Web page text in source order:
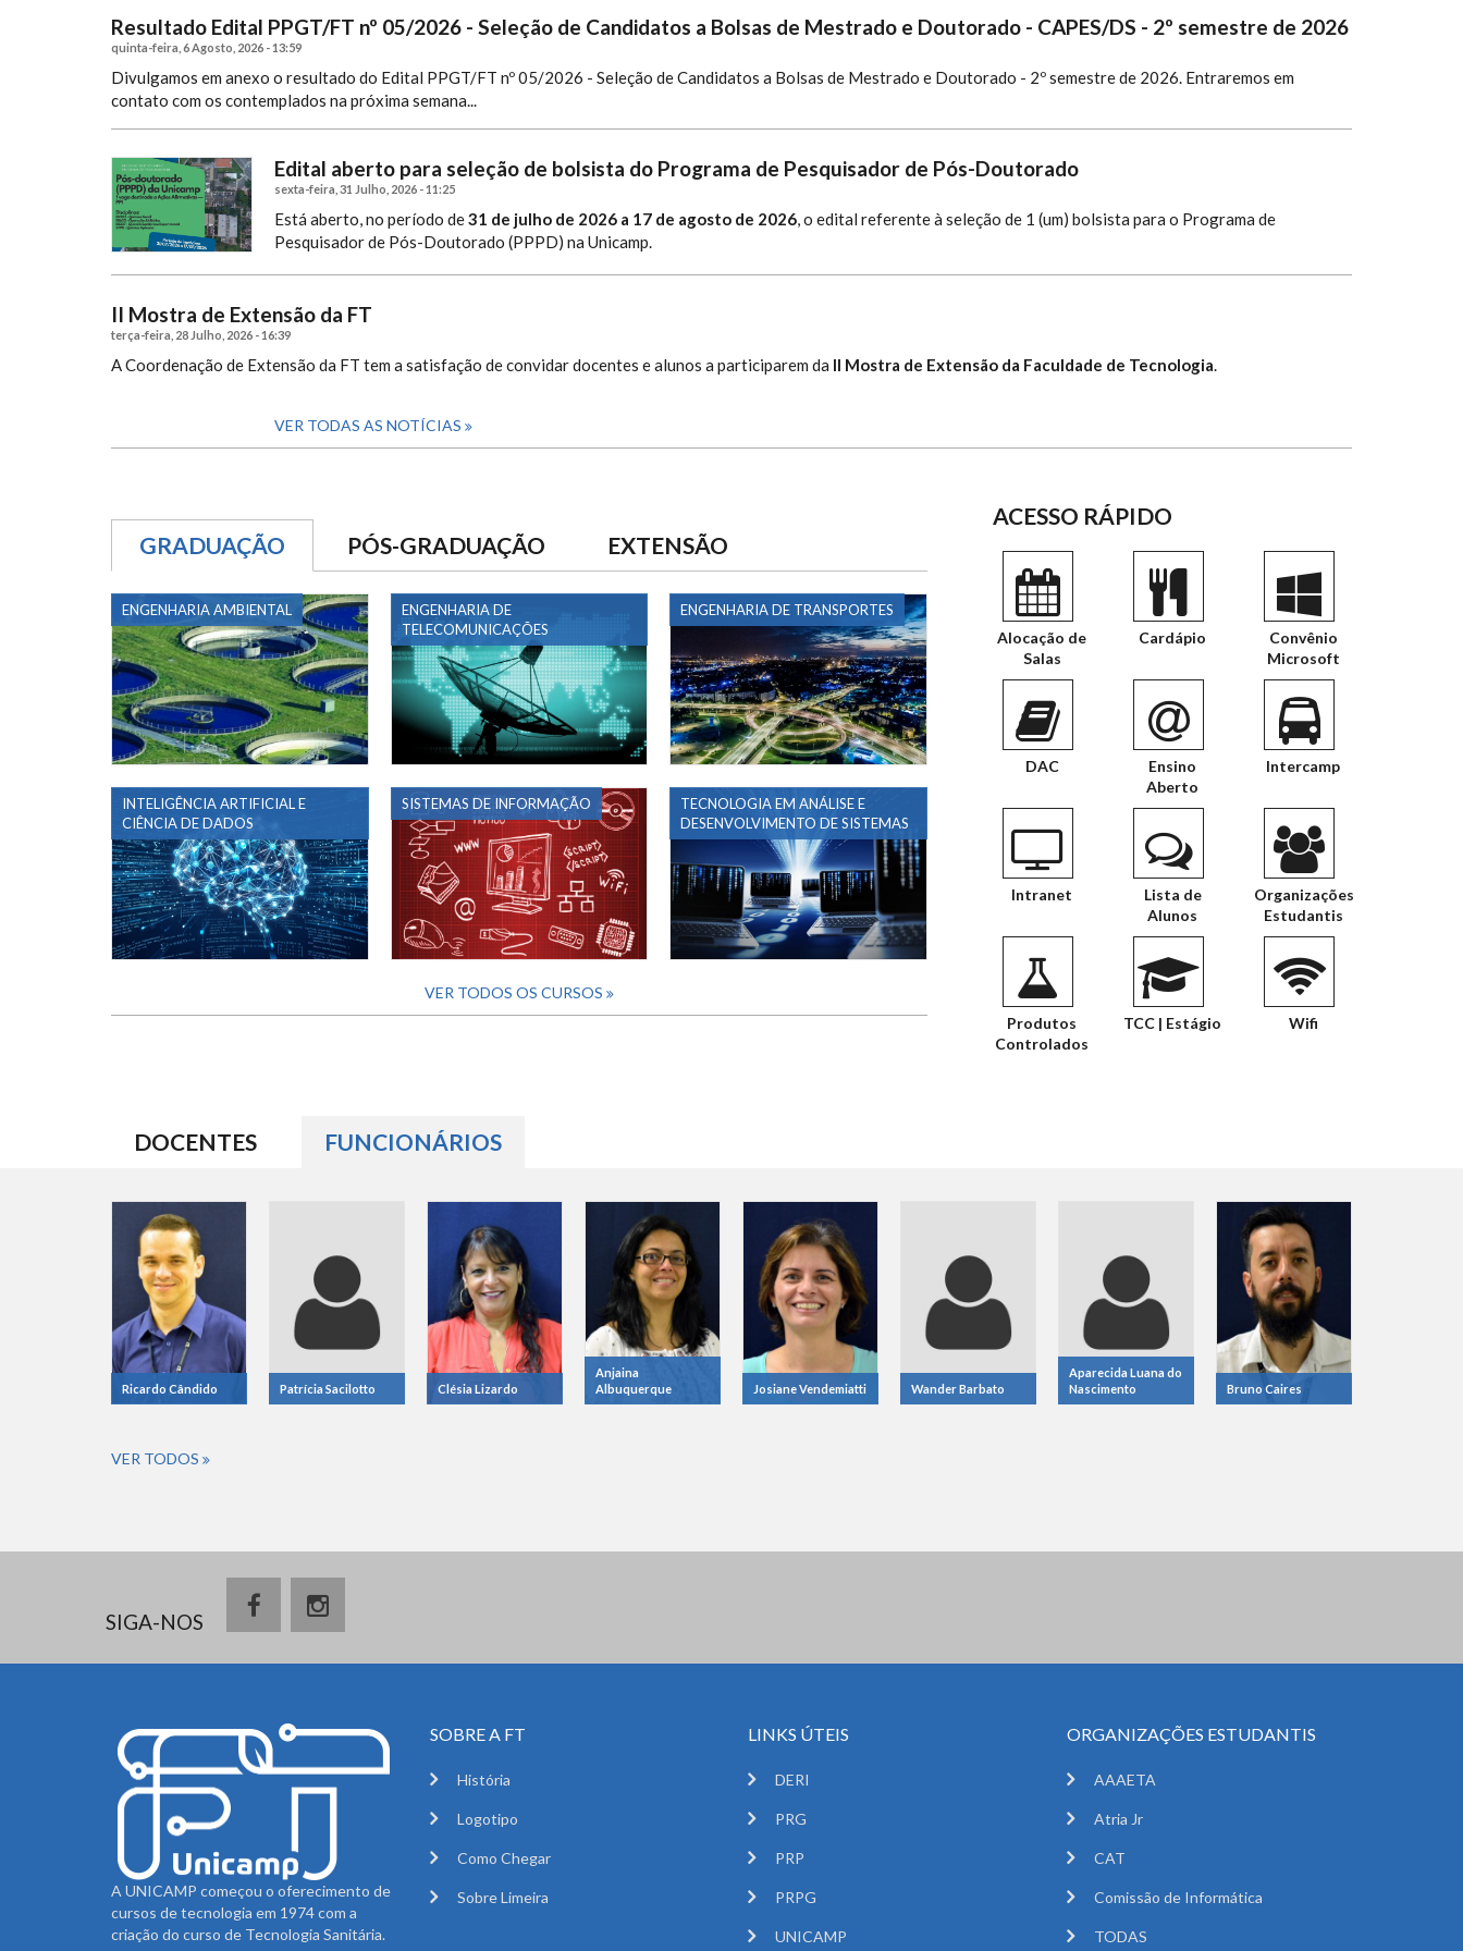
Resultado Edital PPGT/FT nº 05/2026 - Seleção de Candidatos a Bolsas de Mestrado e Doutorado - CAPES/DS - 2º semestre de 2026
quinta-feira, 6 Agosto, 2026 - 13:59
Divulgamos em anexo o resultado do Edital PPGT/FT nº 05/2026 - Seleção de Candidatos a Bolsas de Mestrado e Doutorado - 2º semestre de 2026. Entraremos em
contato com os contemplados na próxima semana...
Edital aberto para seleção de bolsista do Programa de Pesquisador de Pós-Doutorado
sexta-feira, 31 Julho, 2026 - 11:25
Está aberto, no período de31 de julho de 2026 a 17 de agosto de 2026, o edital referente à seleção de 1 (um) bolsista para o Programa de
Pesquisador de Pós-Doutorado (PPPD) na Unicamp.
II Mostra de Extensão da FT
terça-feira, 28 Julho, 2026 - 16:39
A Coordenação de Extensão da FT tem a satisfação de convidar docentes e alunos a participarem da II Mostra de Extensão da Faculdade de Tecnologia
VER TODAS AS NOTÍCIAS
GRADUAÇÃO PÓS-GRADUAÇÃO EXTENSÃO
ENGENHARIA AMBIENTAL
ENGENHARIA DE
TELECOMUNICAÇÕES
ENGENHARIA DE TRANSPORTES
INTELIGÊNCIA ARTIFICIAL E
CIÊNCIA DE DADOS
SISTEMAS DE INFORMAÇÃO
TECNOLOGIA EM ANÁLISE E
DESENVOLVIMENTO DE SISTEMAS
VER TODOS OS CURSOS
ACESSO RÁPIDO
Alocação de
Salas
Cardápio
Convênio
Microsoft
DAC
Ensino
Aberto
Intercamp
Intranet
Lista de
Alunos
Organizações
Estudantis
Produtos
Controlados
TCC | Estágio Wifi
DOCENTES FUNCIONÁRIOS
Ricardo Cândido Patrícia Sacilotto Clésia Lizardo
Anjaina
Albuquerque
Josiane Vendemiatti Wander Barbato
Aparecida Luana do
Nascimento
Bruno Caires
VER TODOS
SIGA-NOS
A UNICAMP começou o oferecimento de
cursos de tecnologia em 1974 com a
criação do curso de Tecnologia Sanitária.
SOBRE A FT
História
Logotipo
Como Chegar
Sobre Limeira
LINKS ÚTEIS
DERI
PRG
PRP
PRPG
UNICAMP
ORGANIZAÇÕES ESTUDANTIS
AAAETA
Atria Jr
CAT
Comissão de Informática
TODAS